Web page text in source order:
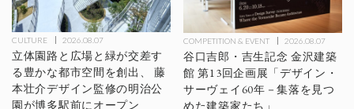
Architects Other Projects
Wataru Tanabe Studio
CULTURE 2026.08.07
立体園路と広場と緑が交差す
る豊かな都市空間を創出、 藤
本壮介デザイン監修の明治公
園が博多駅前にオープン
COMPETITION & EVENT 2026.08.07
谷口吉郎・吉生記念 金沢建築
館 第13回企画展「デザイン・
サーヴェイ60年－集落を見つ
めた建築家たち」